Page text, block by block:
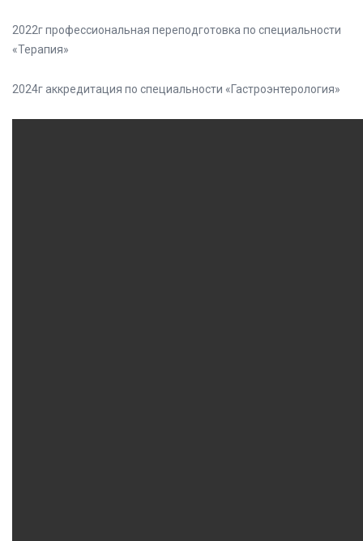
2022г профессиональная переподготовка по специальности
«Терапия»
2024г аккредитация по специальности «Гастроэнтерология»